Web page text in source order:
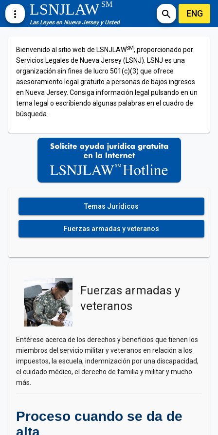
more_vert LSNJLAWSM
Las Leyes en Nueva Jersey y Usted
search ENG
Bienvenido al sitio web de LSNJLAWSM, proporcionado por
Servicios Legales de Nueva Jersey (LSNJ). LSNJ es una
organización sin fines de lucro 501(c)(3) que ofrece
asesoramiento legal gratuito a personas de bajos ingresos
en Nueva Jersey. Consiga información legal pulsando en un
tema legal o escribiendo algunas palabras en el cuadro de
búsqueda.
Temas Jurídicos
Fuerzas armadas y veteranos
Fuerzas armadas y
veteranos
Entérese acerca de los derechos y beneficios que tienen los
miembros del servicio militar y veteranos en relación a los
impuestos, la escuela, indemnización por una discapacidad,
el cuidado médico, el derecho de familia y militar y mucho
más.
Proceso cuando se da de
alta